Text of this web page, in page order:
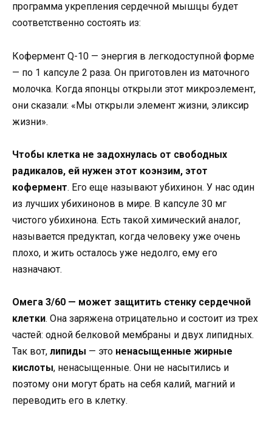
программа укрепления сердечной мышцы будет
соответственно состоять из:
Кофермент Q-10 — энергия в легкодоступной форме
— по 1 капсуле 2 раза. Он приготовлен из маточного
молочка. Когда японцы открыли этот микроэлемент,
они сказали: «Мы открыли элемент жизни, эликсир
жизни».
Чтобы клетка не задохнулась от свободных
радикалов, ей нужен этот коэнзим, этот
кофермент. Его еще называют убихинон. У нас один
из лучших убихинонов в мире. В капсуле 30 мг
чистого убихинона. Есть такой химический аналог,
называется предуктап, когда человеку уже очень
плохо, и жить осталось уже недолго, ему его
назначают.
Омега 3/60 — может защитить стенку сердечной
клетки. Она заряжена отрицательно и состоит из трех
частей: одной белковой мембраны и двух липидных.
Так вот, липиды — это ненасыщенные жирные
кислоты, ненасыщенные. Они не насытились и
поэтому они могут брать на себя калий, магний и
переводить его в клетку.